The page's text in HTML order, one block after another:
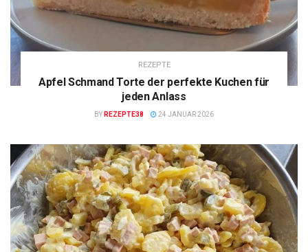
REZEPTE
Apfel Schmand Torte der perfekte Kuchen für
jeden Anlass
BY REZEPTE38 24 JANUAR 2026